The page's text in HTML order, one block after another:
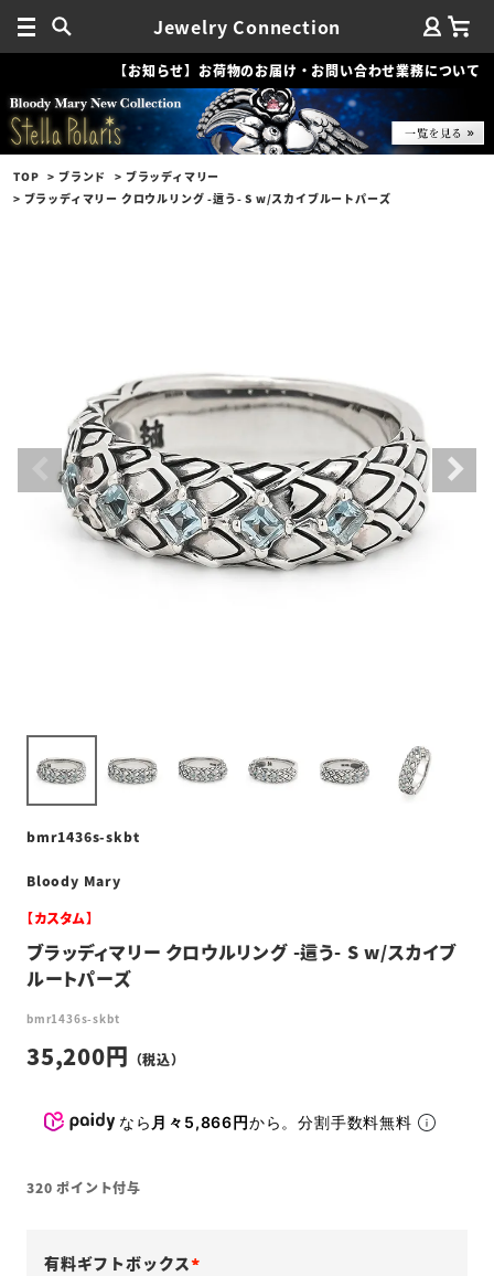
Jewelry Connection
【お知らせ】お荷物のお届け・お問い合わせ業務について
TOP ブランド
ブラッディマリー
ブラッディマリー クロウルリング -這う- S w/スカイブルートパーズ
bmr1436s-skbt
Bloody Mary
【カスタム】
ブラッディマリー クロウルリング -這う- S w/スカイブ
ルートパーズ
bmr1436s-skbt
35,200
なら 月々5,866円から。分割手数料無料
320 ポイント付与
有料ギフトボックス